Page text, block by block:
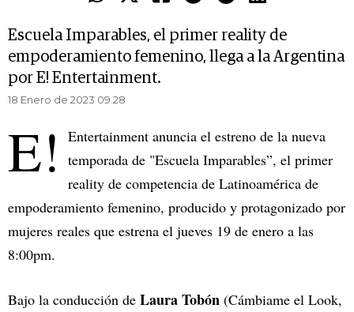
Escuela Imparables, el primer reality de
empoderamiento femenino, llega a la Argentina
por E! Entertainment.
18 Enero de 2023 09.28
E!
Entertainment anuncia el estreno de la nueva
temporada de "Escuela Imparables”, el primer
reality de competencia de Latinoamérica de
empoderamiento femenino, producido y protagonizado por
mujeres reales que estrena el jueves 19 de enero a las
8:00pm.
Bajo la conducción de Laura Tobón (Cámbiame el Look,